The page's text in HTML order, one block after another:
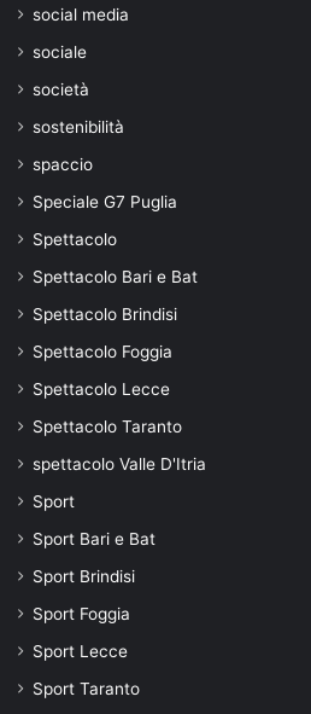
social media
sociale
società
sostenibilità
spaccio
Speciale G7 Puglia
Spettacolo
Spettacolo Bari e Bat
Spettacolo Brindisi
Spettacolo Foggia
Spettacolo Lecce
Spettacolo Taranto
spettacolo Valle D'Itria
Sport
Sport Bari e Bat
Sport Brindisi
Sport Foggia
Sport Lecce
Sport Taranto